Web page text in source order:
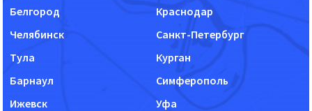
Белгород
Краснодар
Челябинск
Санкт-Петербург
Тула
Курган
Барнаул
Симферополь
Ижевск
Уфа